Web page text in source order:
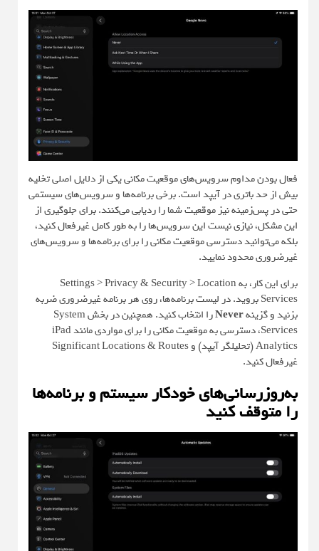
فعال بودن مداوم سرویس‌های موقعیت مکانی یکی از دلایل اصلی تخلیه
بیش از حد باتری در آیپد است. برخی برنامه‌ها و سرویس‌های سیستمی
حتی در پس‌زمینه نیز موقعیت شما را ردیابی می‌کنند. برای جلوگیری از
این مشکل، نیازی نیست این سرویس‌ها را به طور کامل غیرفعال کنید،
بلکه می‌توانید دسترسی موقعیت مکانی را برای برنامه‌ها و سرویس‌های
غیرضروری محدود نمایید.
برای این کار، به Settings > Privacy & Security > Location
Services بروید. در لیست برنامه‌ها، روی هر برنامه غیرضروری ضربه
بزنید و گزینهNever
را انتخاب کنید. همچنین در بخش System
Services، دسترسی به موقعیت مکانی را برای مواردی مانند iPad
Analytics (تحلیلگر آیپد) و Significant Locations & Routes
غیرفعال کنید.
به‌روزرسانی‌های خودکار سیستم و برنامه‌ها
را متوقف کنید